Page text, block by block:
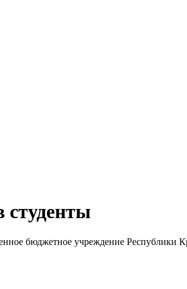
бюджетное учреждение Республики